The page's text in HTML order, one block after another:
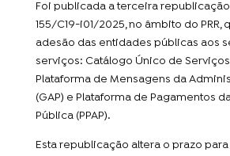
Foi publicada a terceira republicação
155/C19-i01/2025, no âmbito do PRR,
adesão das entidades públicas aos
serviços: Catálogo Único de Serviços
Plataforma de Mensagens da
(GAP) e Plataforma de Pagamentos
Pública (PPAP).
Esta republicação altera o prazo